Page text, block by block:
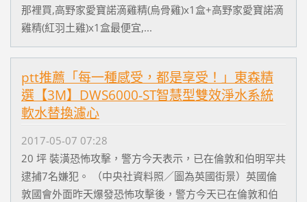
那裡買,高野家愛寶諾滴雞精(烏骨雞)x1盒+高野家愛寶諾滴
雞精(紅羽土雞)x1盒最便宜,...
ptt推薦「每一種感受，都是享受！」東森精
選【3M】DWS6000-ST智慧型雙效淨水系統
軟水替換濾心
2017-05-07 07:28
20 坪 裝潢恐怖攻擊，警方今天表示，已在倫敦和伯明罕共
逮捕7名嫌犯。 （中央社資料照／圖為英國街景）英國倫
敦國會外面昨天爆發恐怖攻擊後，警方今天已在倫敦和伯